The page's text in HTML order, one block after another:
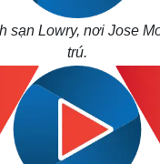
sạn Lowry, nơi Jose
trú.